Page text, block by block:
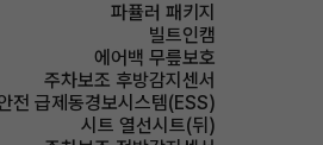
파퓰러 패키지
빌트인캠
에어백 무릎보호
주차보조 후방감지센서
전 급제동경보시스템(ESS)
시트 열선시트(뒤)